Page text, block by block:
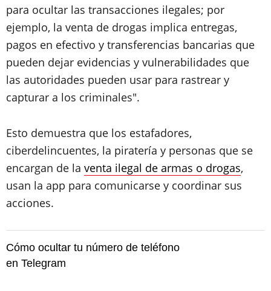
para ocultar las transacciones ilegales; por
ejemplo, la venta de drogas implica entregas,
pagos en efectivo y transferencias bancarias que
pueden dejar evidencias y vulnerabilidades que
las autoridades pueden usar para rastrear y
capturar a los criminales".
Esto demuestra que los estafadores,
ciberdelincuentes, la piratería y personas que se
encargan de la venta ilegal de armas o drogas,
usan la app para comunicarse y coordinar sus
acciones.
Cómo ocultar tu número de teléfono
en Telegram